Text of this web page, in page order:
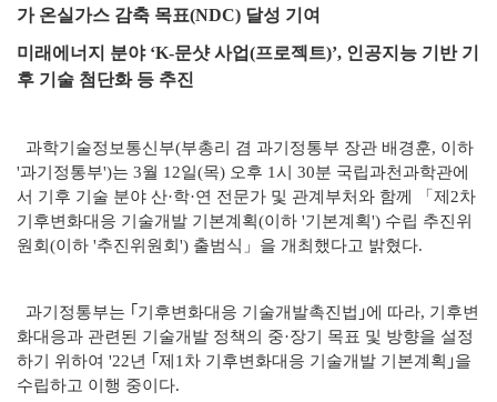
가 온실가스 감축 목표(NDC) 달성 기여
미래에너지 분야 ‘K-문샷 사업(프로젝트)’, 인공지능 기반 기
후 기술 첨단화 등 추진
과학기술정보통신부(부총리 겸 과기정통부 장관 배경훈, 이하
'과기정통부')는 3월 12일(목) 오후 1시 30분 국립과천과학관에
서 기후 기술 분야 산·학·연 전문가 및 관계부처와 함께 「제2차
기후변화대응 기술개발 기본계획(이하 '기본계획') 수립 추진위
원회(이하 '추진위원회') 출범식」을 개최했다고 밝혔다.
과기정통부는 ｢기후변화대응 기술개발촉진법｣에 따라, 기후변
화대응과 관련된 기술개발 정책의 중·장기 목표 및 방향을 설정
하기 위하여 '22년 ｢제1차 기후변화대응 기술개발 기본계획｣을
수립하고 이행 중이다.